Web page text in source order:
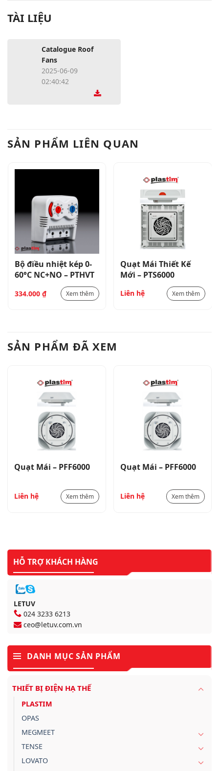
TÀI LIỆU
Catalogue Roof
Fans
2025-06-09
02:40:42
SẢN PHẨM LIÊN QUAN
Bộ điều nhiệt kép 0-
60°C NC+NO – PTHVT
334.000 ₫ Xem thêm
Quạt Mái Thiết Kế
Mới – PTS6000
Liên hệ Xem thêm
SẢN PHẨM ĐÃ XEM
Quạt Mái – PFF6000
Liên hệ Xem thêm
Quạt Mái – PFF6000
Liên hệ Xem thêm
HỖ TRỢ KHÁCH HÀNG
LETUV
024 3233 6213
ceo@letuv.com.vn
DANH MỤC SẢN PHẨM
THIẾT BỊ ĐIỆN HẠ THẾ
PLASTIM
OPAS
MEGMEET
TENSE
LOVATO